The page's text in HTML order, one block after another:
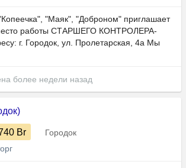
"Маяк", "Доброном" приглашает
работы СТАРШЕГО КОНТРОЛЕРА-
г. Городок, ул. Пролетарская, 4а Мы
более недели назад
Br
Городок